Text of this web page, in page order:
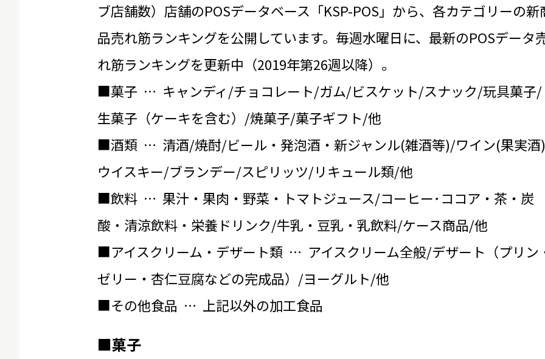
ブ店舗数）店舗のPOSデータベース「KSP-POS」から、各カテゴリーの新
品売れ筋ランキングを公開しています。毎週水曜日に、最新のPOSデータ
れ筋ランキングを更新中（2019年第26週以降）。
■菓子 … キャンディ/チョコレート/ガム/ビスケット/スナック/玩具菓子/
生菓子（ケーキを含む）/焼菓子/菓子ギフト/他
■酒類 … 清酒/焼酎/ビール・発泡酒・新ジャンル(雑酒等)/ワイン(果実
ウイスキー/ブランデー/スピリッツ/リキュール類/他
■飲料 … 果汁・果肉・野菜・トマトジュース/コーヒー･ココア・茶・炭
酸・清涼飲料・栄養ドリンク/牛乳・豆乳・乳飲料/ケース商品/他
■アイスクリーム・デザート類 … アイスクリーム全般/デザート（プリン
ゼリー・杏仁豆腐などの完成品）/ヨーグルト/他
■その他食品 … 上記以外の加工食品
■菓子